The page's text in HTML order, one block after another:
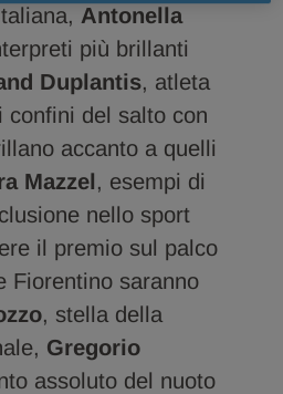
Antonella
più brillanti
Duplantis, atleta
confini del salto con
accanto a quelli
Mazzel, esempi di
nello sport
il premio sul palco
Fiorentino saranno
, stella della
Gregorio
assoluto del nuoto